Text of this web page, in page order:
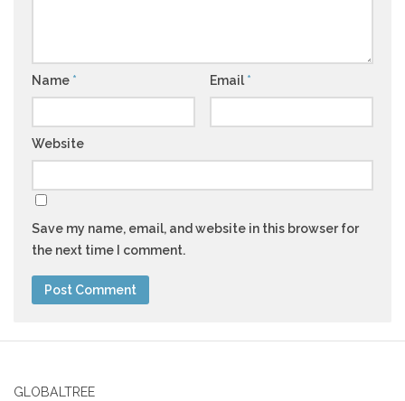
Name * Email *
Website
Save my name, email, and website in this browser for
the next time I comment.
GLOBALTREE